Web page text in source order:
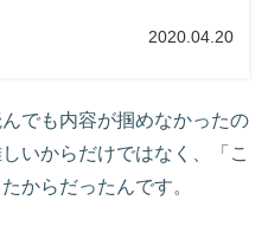
2020.04.20
でも内容が掴めなかったの
いからだけではなく、「こ
からだったんです。